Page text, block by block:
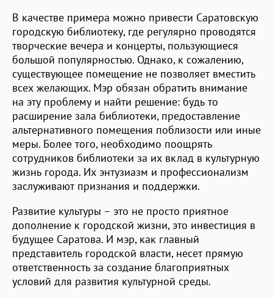
В качестве примера можно привести Саратовскую
городскую библиотеку, где регулярно проводятся
творческие вечера и концерты, пользующиеся
большой популярностью. Однако, к сожалению,
существующее помещение не позволяет вместить
всех желающих. Мэр обязан обратить внимание
на эту проблему и найти решение: будь то
расширение зала библиотеки, предоставление
альтернативного помещения поблизости или иные
меры. Более того, необходимо поощрять
сотрудников библиотеки за их вклад в культурную
жизнь города. Их энтузиазм и профессионализм
заслуживают признания и поддержки.
Развитие культуры – это не просто приятное
дополнение к городской жизни, это инвестиция в
будущее Саратова. И мэр, как главный
представитель городской власти, несет прямую
ответственность за создание благоприятных
условий для развития культурной среды.